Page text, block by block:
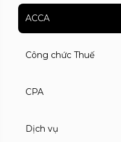
ACCA
Công chức Thuế
CPA
Dịch vụ